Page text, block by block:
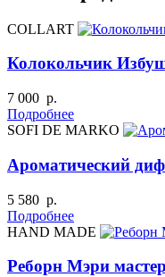
COLLART
Колокольчик
7 000 р.
Подробнее
SOFI DE MARKO
Ароматический
5 580 р.
Подробнее
HAND MADE
Реборн Мэри